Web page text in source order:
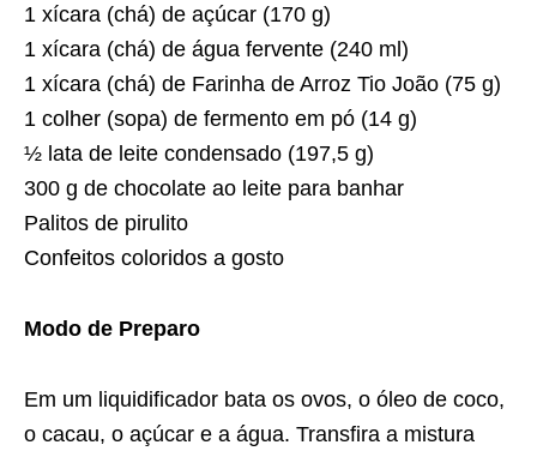
1 xícara (chá) de açúcar (170 g)
1 xícara (chá) de água fervente (240 ml)
1 xícara (chá) de Farinha de Arroz Tio João (75 g)
1 colher (sopa) de fermento em pó (14 g)
½ lata de leite condensado (197,5 g)
300 g de chocolate ao leite para banhar
Palitos de pirulito
Confeitos coloridos a gosto
Modo de Preparo
Em um liquidificador bata os ovos, o óleo de coco,
o cacau, o açúcar e a água. Transfira a mistura